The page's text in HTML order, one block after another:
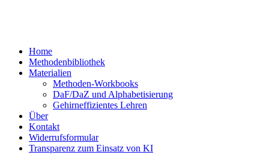
Home
Methodenbibliothek
Materialien
Methoden-Workbooks
DaF/DaZ und Alphabetisierung
Gehirneffizientes Lehren
Über
Kontakt
Widerrufsformular
Transparenz zum Einsatz von KI